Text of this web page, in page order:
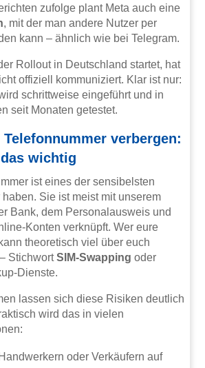
zufolge plant Meta auch eine
, mit der man andere Nutzer per
kann – ähnlich wie bei Telegram.
Rollout in Deutschland startet, hat
offiziell kommuniziert. Klar ist nur:
schrittweise eingeführt und in
seit Monaten getestet.
Telefonnummer verbergen:
wichtig
ist eines der sensibelsten
haben. Sie ist meist mit unserem
Bank, dem Personalausweis und
Konten verknüpft. Wer eure
theoretisch viel über euch
StichwortSIM-Swapping oder
Dienste.
lassen sich diese Risiken deutlich
wird das in vielen
oder Verkäufern auf